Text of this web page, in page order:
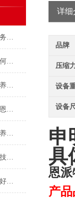
选铝屑压块机，恩派特售后服务更放心
铝屑压块机生产厂家排名：为何恩派特成为行业的“优选品牌”？
电极片破碎机的日常维护和保养有哪些步骤？
铝切屑压块机视频大全：为何恩派特压块机成为行业焦点
软包锂电池破碎机的维护与保养指南
铝壳电池破碎机的工作原理与技术特点
铝屑打包压块机哪个牌子质量好？恩派特品牌深度解析与推荐
详细
品牌
压缩
设备
设备
申
具
恩
产